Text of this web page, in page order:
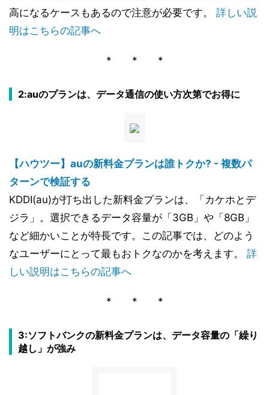
高になるケースもあるので注意が必要です。 詳しい説
明はこちらの記事へ
* * *
2:auのプランは、データ通信の使い方次第でお得に
【ハウツー】auの新料金プランは誰トクか? - 複数パ
ターンで検証する
KDDI(au)が打ち出した新料金プランは、「カケホとデ
ジラ」。選択できるデータ容量が「3GB」や「8GB」
など細かいことが特長です。この記事では、どのよう
なユーザーにとって最もおトクなのかを考えます。 詳
しい説明はこちらの記事へ
* * *
3:ソフトバンクの新料金プランは、データ容量の「繰り
越し」が強み